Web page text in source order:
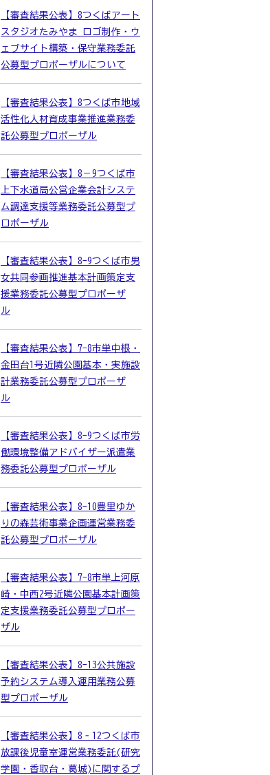
【審査結果公表】8つくばアート
スタジオたみやま ロゴ制作・ウ
ェブサイト構築・保守業務委託
公募型プロポーザルについて
【審査結果公表】8つくば市地域
活性化人材育成事業推進業務委
託公募型プロポーザル
【審査結果公表】8－9つくば市
上下水道局公営企業会計システ
ム調達支援等業務委託公募型プ
ロポーザル
【審査結果公表】8-9つくば市男
女共同参画推進基本計画策定支
援業務委託公募型プロポーザ
ル
【審査結果公表】7-8市単中根・
金田台1号近隣公園基本・実施設
計業務委託公募型プロポーザ
ル
【審査結果公表】8-9つくば市労
働環境整備アドバイザー派遣業
務委託公募型プロポーザル
【審査結果公表】8-10豊里ゆか
りの森芸術事業企画運営業務委
託公募型プロポーザル
【審査結果公表】7-8市単上河原
崎・中西2号近隣公園基本計画策
定支援業務委託公募型プロポー
ザル
【審査結果公表】8-13公共施設
予約システム導入運用業務公募
型プロポーザル
【審査結果公表】8‐12つくば市
放課後児童室運営業務委託(研究
学園・香取台・葛城)に関するプ